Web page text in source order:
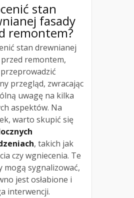
stan
fasady
remontem?
stan drewnianej
remontem,
przegląd, zwracając
uwagę na kilka
aspektów. Na
warto skupić się
, takich jak
czy wgniecenia. Te
mogą sygnalizować,
jest osłabione i
interwencji.